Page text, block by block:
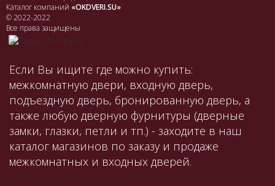
Каталог компаний «OKDVERI.SU»
© 2022-2022
Все права защищены
Если Вы ищите где можно купить:
межкомнатную двери, входную дверь,
подъездную дверь, бронированную дверь, а
также любую дверную фурнитуры (дверные
замки, глазки, петли и тп.) - заходите в наш
каталог магазинов по заказу и продаже
межкомнатных и входных дверей.